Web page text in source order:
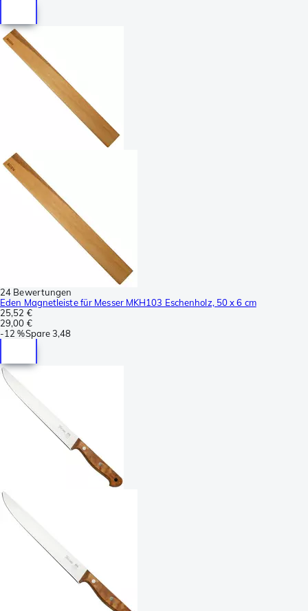
24 Bewertungen
Eden Magnetleiste für Messer MKH103 Eschenholz, 50 x 6 cm
25,52 €
29,00 €
-12 %Spare3,48